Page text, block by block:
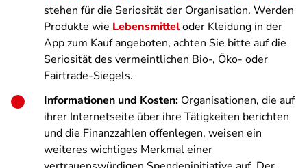
stehen für die Seriosität der Organisation. Werden
Produkte wie Lebensmitteloder Kleidung in der
App zum Kauf angeboten, achten Sie bitte auf die
Seriosität des vermeintlichen Bio-, Öko- oder
Fairtrade-Siegels.
Informationen und Kosten: Organisationen, die auf
ihrer Internetseite über ihre Tätigkeiten berichten
und die Finanzzahlen offenlegen, weisen ein
weiteres wichtiges Merkmal einer